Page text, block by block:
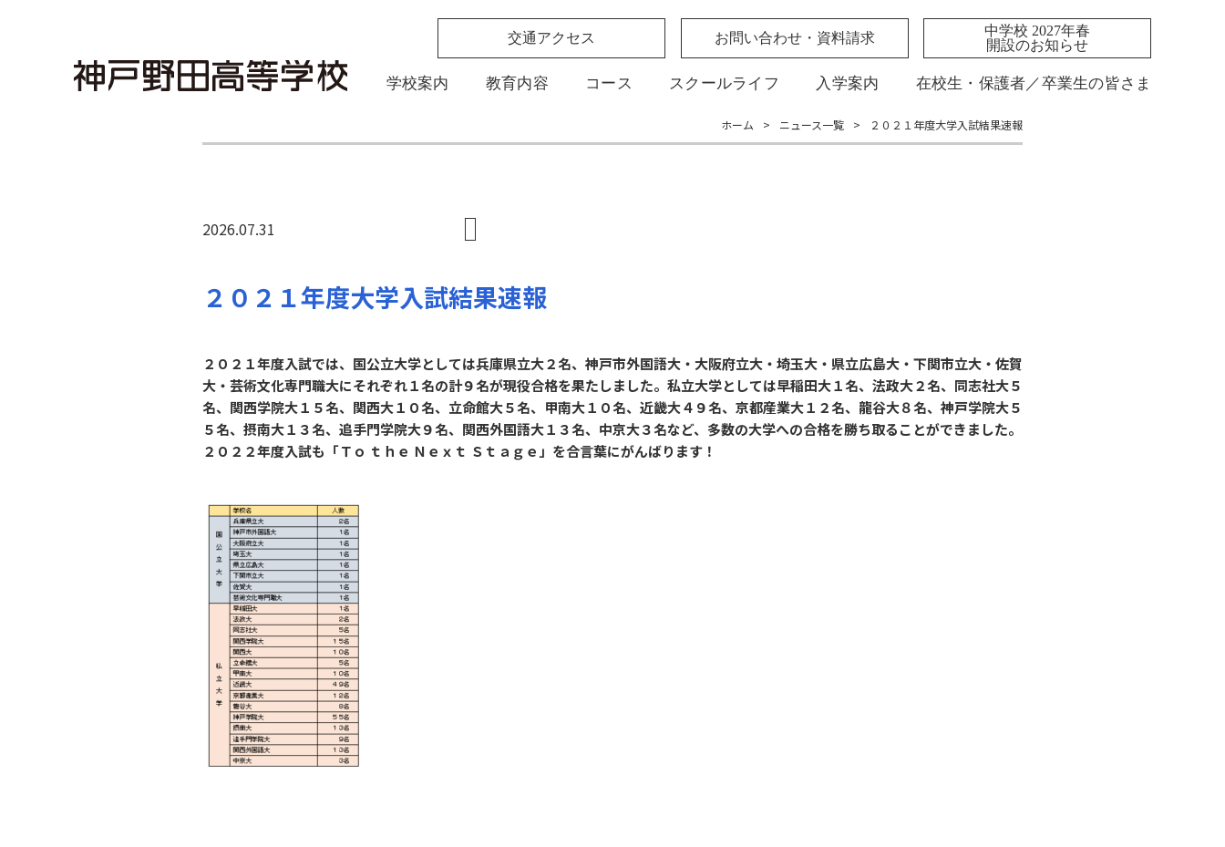
交通アクセス お問い合わせ・資料請求
中学校 2027年春
開設のお知らせ
学校案内 教育内容 コース スクールライフ 入学案内 在校生・保護者／卒業生の皆さま
ホーム > ニュース一覧 > ２０２１年度大学入試結果速報
2026.07.31
２０２１年度大学入試結果速報
２０２１年度入試では、国公立大学としては兵庫県立大２名、神戸市外国語大・大阪府立大・埼玉大・県立広島大・下関市立大・佐賀
大・芸術文化専門職大にそれぞれ１名の計９名が現役合格を果たしました。私立大学としては早稲田大１名、法政大２名、同志社大５
名、関西学院大１５名、関西大１０名、立命館大５名、甲南大１０名、近畿大４９名、京都産業大１２名、龍谷大８名、神戸学院大５
５名、摂南大１３名、追手門学院大９名、関西外国語大１３名、中京大３名など、多数の大学への合格を勝ち取ることができました。
２０２２年度入試も「Ｔｏ ｔｈｅ Ｎｅｘｔ Ｓｔａｇｅ」を合言葉にがんばります！